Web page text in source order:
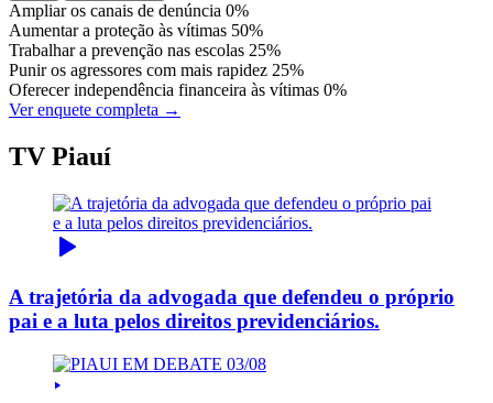
Ampliar os canais de denúncia 0%
Aumentar a proteção às vítimas 50%
Trabalhar a prevenção nas escolas 25%
Punir os agressores com mais rapidez 25%
Oferecer independência financeira às vítimas 0%
Ver enquete completa →
TV Piauí
A trajetória da advogada que defendeu o próprio
pai e a luta pelos direitos previdenciários.